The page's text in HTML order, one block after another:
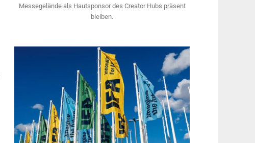
Messegelände als Hautsponsor des Creator Hubs präsent
bleiben.